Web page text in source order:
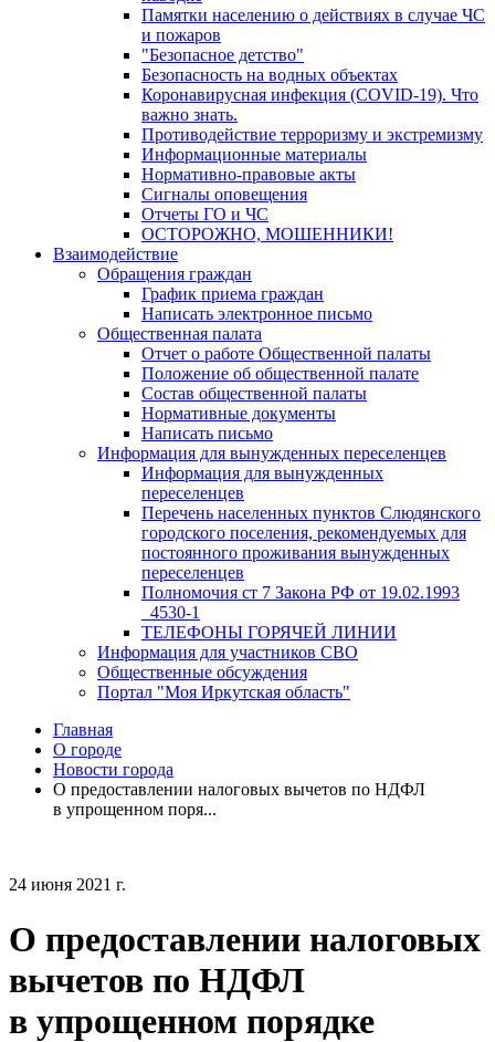
Памятки населению о действиях в случае ЧС
и пожаров
"Безопасное детство"
Безопасность на водных объектах
Коронавирусная инфекция (COVID-19). Что
важно знать.
Противодействие терроризму и экстремизму
Информационные материалы
Нормативно-правовые акты
Сигналы оповещения
Отчеты ГО и ЧС
ОСТОРОЖНО, МОШЕННИКИ!
Взаимодействие
Обращения граждан
График приема граждан
Написать электронное письмо
Общественная палата
Отчет о работе Общественной палаты
Положение об общественной палате
Состав общественной палаты
Нормативные документы
Написать письмо
Информация для вынужденных переселенцев
Информация для вынужденных
переселенцев
Перечень населенных пунктов Слюдянского
городского поселения, рекомендуемых для
постоянного проживания вынужденных
переселенцев
Полномочия ст 7 Закона РФ от 19.02.1993
_4530-1
ТЕЛЕФОНЫ ГОРЯЧЕЙ ЛИНИИ
Информация для участников СВО
Общественные обсуждения
Портал "Моя Иркутская область"
Главная
О городе
Новости города
О предоставлении налоговых вычетов по НДФЛ
в упрощенном поря...
24 июня 2021 г.
О предоставлении налоговых
вычетов по НДФЛ
в упрощенном порядке